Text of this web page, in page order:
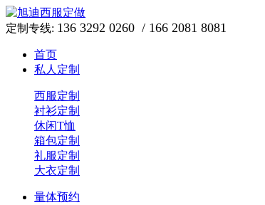
定制专线: 136 3292 0260 / 166 2081 8081
首页
私人定制
西服定制
衬衫定制
休闲T恤
箱包定制
礼服定制
大衣定制
量体预约